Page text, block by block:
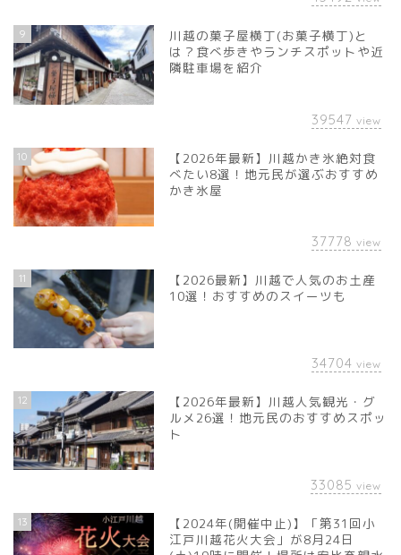
9
川越の菓子屋横丁(お菓子横丁)と
は？食べ歩きやランチスポットや近
隣駐車場を紹介
39547 view
10
【2026年最新】川越かき氷絶対食
べたい8選！地元民が選ぶおすすめ
かき氷屋
37778 view
11
【2026最新】川越で人気のお土産
10選！おすすめのスイーツも
34704 view
12
【2026年最新】川越人気観光・グ
ルメ26選！地元民のおすすめスポッ
ト
33085 view
13
【2024年(開催中止)】「第31回小
江戸川越花火大会」が8月24日